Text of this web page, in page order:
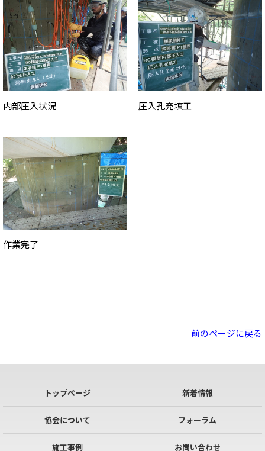
内部圧入状況 圧入孔充填工
作業完了
前のページに戻る
トップページ 新着情報
協会について フォーラム
施工事例 お問い合わせ